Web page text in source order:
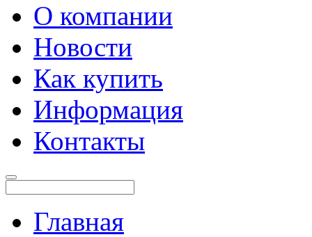
О компании
Новости
Как купить
Информация
Контакты
Главная